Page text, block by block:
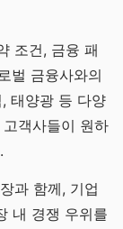
조건, 금융 패
벌 금융사와의
태양광 등 다양
객사들이 원하
과 함께, 기업
내 경쟁 우위를